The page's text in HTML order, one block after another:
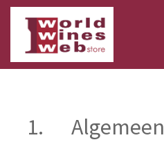
1. Algemeen